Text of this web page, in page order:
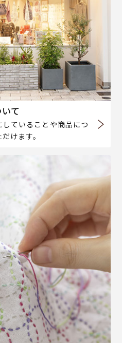
て
ていることや商品につ
けます。